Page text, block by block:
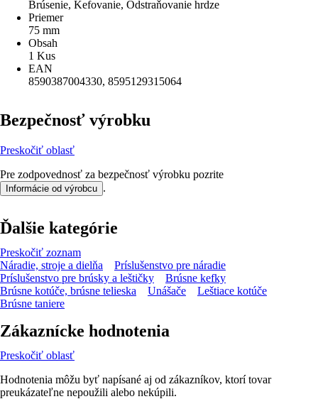
Brúsenie, Kefovanie, Odstraňovanie hrdze
Priemer
75 mm
Obsah
1 Kus
EAN
8590387004330, 8595129315064
Bezpečnosť výrobku
Preskočiť oblasť
Pre zodpovednosť za bezpečnosť výrobku pozrite
Informácie od výrobcu .
Ďalšie kategórie
Preskočiť zoznam
Náradie, stroje a dielňa
Príslušenstvo pre náradie
Príslušenstvo pre brúsky a leštičky
Brúsne kefky
Brúsne kotúče, brúsne telieska
Unášače
Leštiace kotúče
Brúsne taniere
Zákaznícke hodnotenia
Preskočiť oblasť
Hodnotenia môžu byť napísané aj od zákazníkov, ktorí tovar
preukázateľne nepoužili alebo nekúpili.